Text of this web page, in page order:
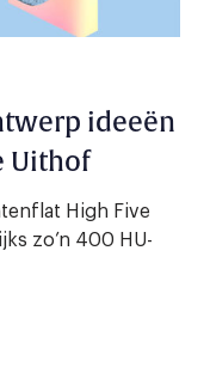
ideeën
Uithof
High Five
zo’n 400 HU-